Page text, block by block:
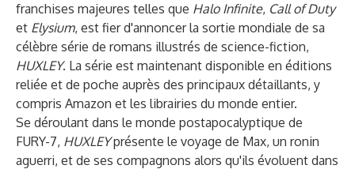
franchises majeures telles que Halo Infinite, Call of Duty
et Elysium, est fier d'annoncer la sortie mondiale de sa
célèbre série de romans illustrés de science-fiction,
HUXLEY. La série est maintenant disponible en éditions
reliée et de poche auprès des principaux détaillants, y
compris Amazon et les librairies du monde entier.
Se déroulant dans le monde postapocalyptique de
FURY-7, HUXLEYprésente le voyage de Max, un ronin
aguerri, et de ses compagnons alors qu'ils évoluent dans